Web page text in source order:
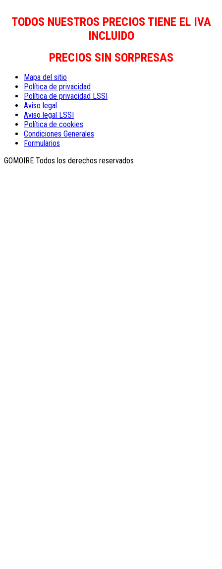
TODOS NUESTROS PRECIOS TIENE EL IVA
INCLUIDO
PRECIOS SIN SORPRESAS
Mapa del sitio
Política de privacidad
Política de privacidad LSSI
Aviso legal
Aviso legal LSSI
Política de cookies
Condiciones Generales
Formularios
GOMOIRE Todos los derechos reservados